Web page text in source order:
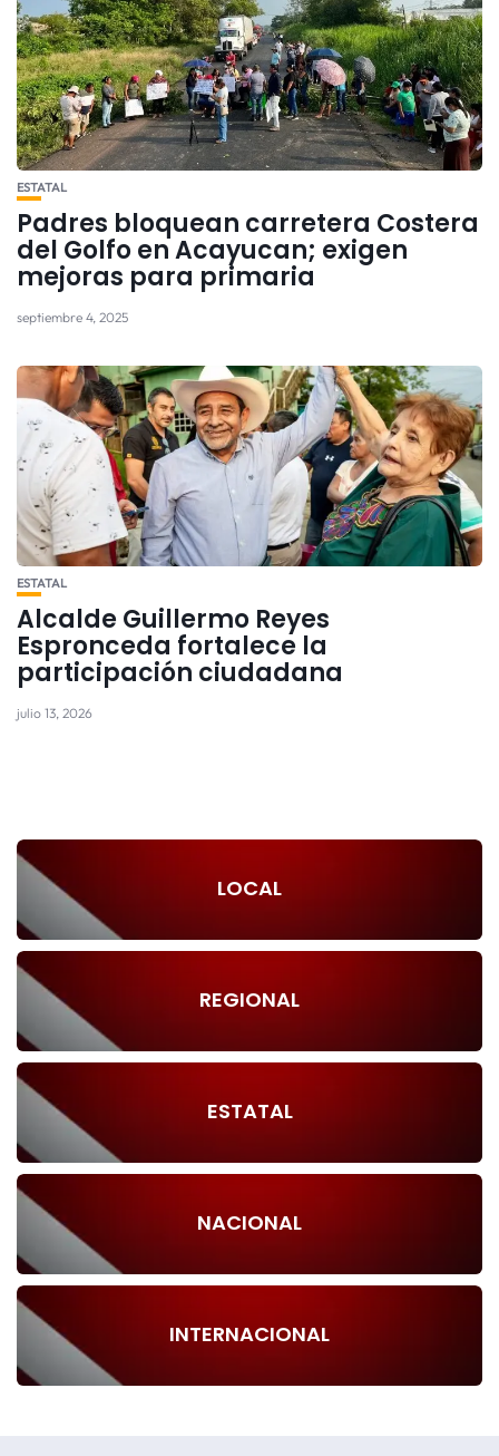
ESTATAL
Padres bloquean carretera Costera
del Golfo en Acayucan; exigen
mejoras para primaria
septiembre 4, 2025
ESTATAL
Alcalde Guillermo Reyes
Espronceda fortalece la
participación ciudadana
julio 13, 2026
LOCAL
REGIONAL
ESTATAL
NACIONAL
INTERNACIONAL